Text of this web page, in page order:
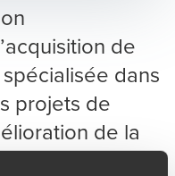
de
dans
projets de
de la
ETI.